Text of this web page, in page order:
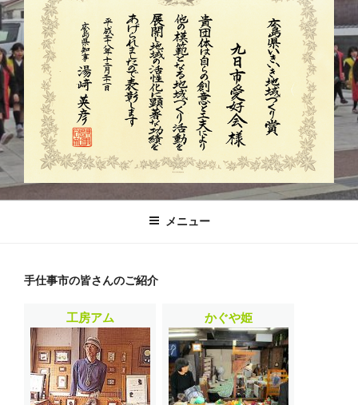
メニュー
手仕事市の皆さんのご紹介
工房アム かぐや姫